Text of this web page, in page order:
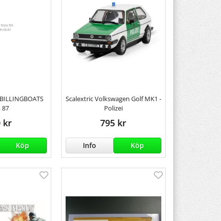
87
kr
Köp
Scalextric Volkswagen Golf MK1 -
Polizei
795 kr
Info Köp